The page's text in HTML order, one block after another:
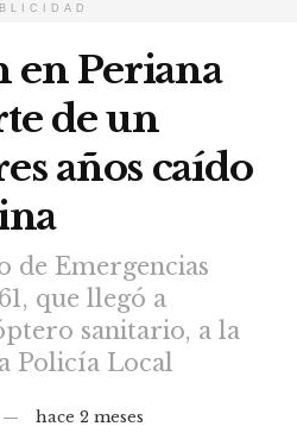
Periana
de un
años caído
de Emergencias
que llegó a
sanitario, a la
Policía Local
hace 2 meses